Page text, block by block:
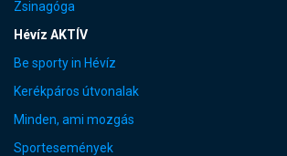
Zsinagóga
Hévíz AKTÍV
Be sporty in Hévíz
Kerékpáros útvonalak
Minden, ami mozgás
Sportesemények